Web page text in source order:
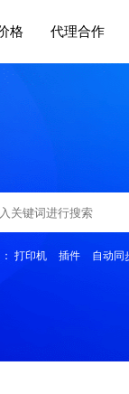
格 代理合作
打印机 插件 自动同